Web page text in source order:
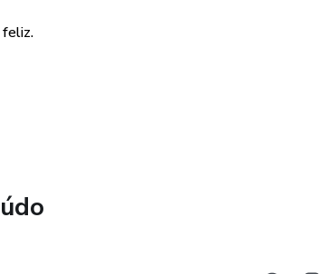
interior que há em você.
é precioso. Aproveite essa oportunidade para
feliz.